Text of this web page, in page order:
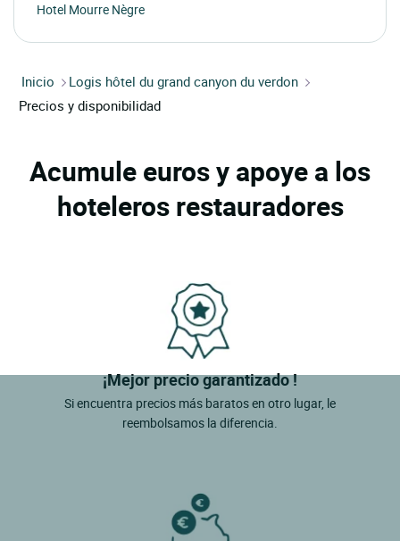
Hotel Mourre Nègre
Inicio
Logis hôtel du grand canyon du verdon
Precios y disponibilidad
Acumule euros y apoye a los
hoteleros restauradores
¡Mejor precio garantizado !
Si encuentra precios más baratos en otro lugar, le
reembolsamos la diferencia.